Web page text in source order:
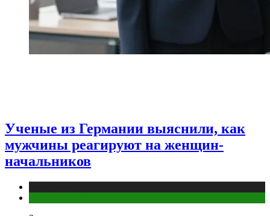
Ученые из Германии выяснили, как
мужчины реагируют на женщин-
начальников